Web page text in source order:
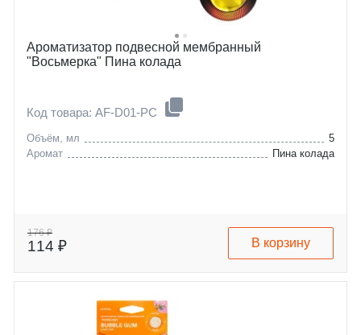
Ароматизатор подвесной мембранный
"Восьмерка" Пина колада
Код товара: AF-D01-PC
Объём, мл
5
Аромат
Пина колада
176 ₽
114 ₽ В корзину